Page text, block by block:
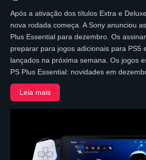
Após a ativação dos títulos Extra e
nova rodada começa. A Sony anunciou
Plus Essential para dezembro. Os
preparar para jogos adicionais para PS5
lançados na próxima semana. Os jogos
PS Plus Essential: novidades em
Leia mais